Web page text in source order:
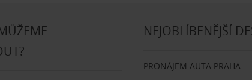
NEJOBLÍBENĚJŠÍ
PRONÁJEM AUTA PRAHA